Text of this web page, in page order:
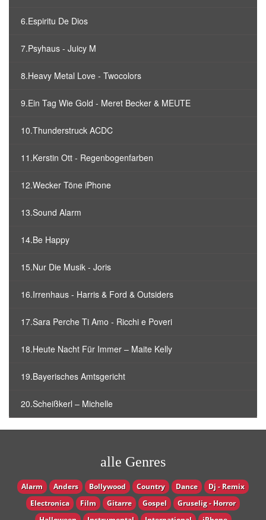
6.Espiritu De Dios
7.Psyhaus - Juicy M
8.Heavy Metal Love - Twocolors
9.Ein Tag Wie Gold - Meret Becker & MEUTE
10.Thunderstruck ACDC
11.Kerstin Ott - Regenbogenfarben
12.Wecker Töne iPhone
13.Sound Alarm
14.Be Happy
15.Nur Die Musik - Joris
16.Irrenhaus - Harris & Ford & Outsiders
17.Sara Perche Ti Amo - Ricchi e Poveri
18.Heute Nacht Für Immer – Maite Kelly
19.Bayerisches Amtsgericht
20.Scheißkerl – Michelle
alle Genres
Alarm Anders Bollywood Country Dance
Dj - Remix
Electronica
Film Gitarre Gospel
Gruselig - Horror